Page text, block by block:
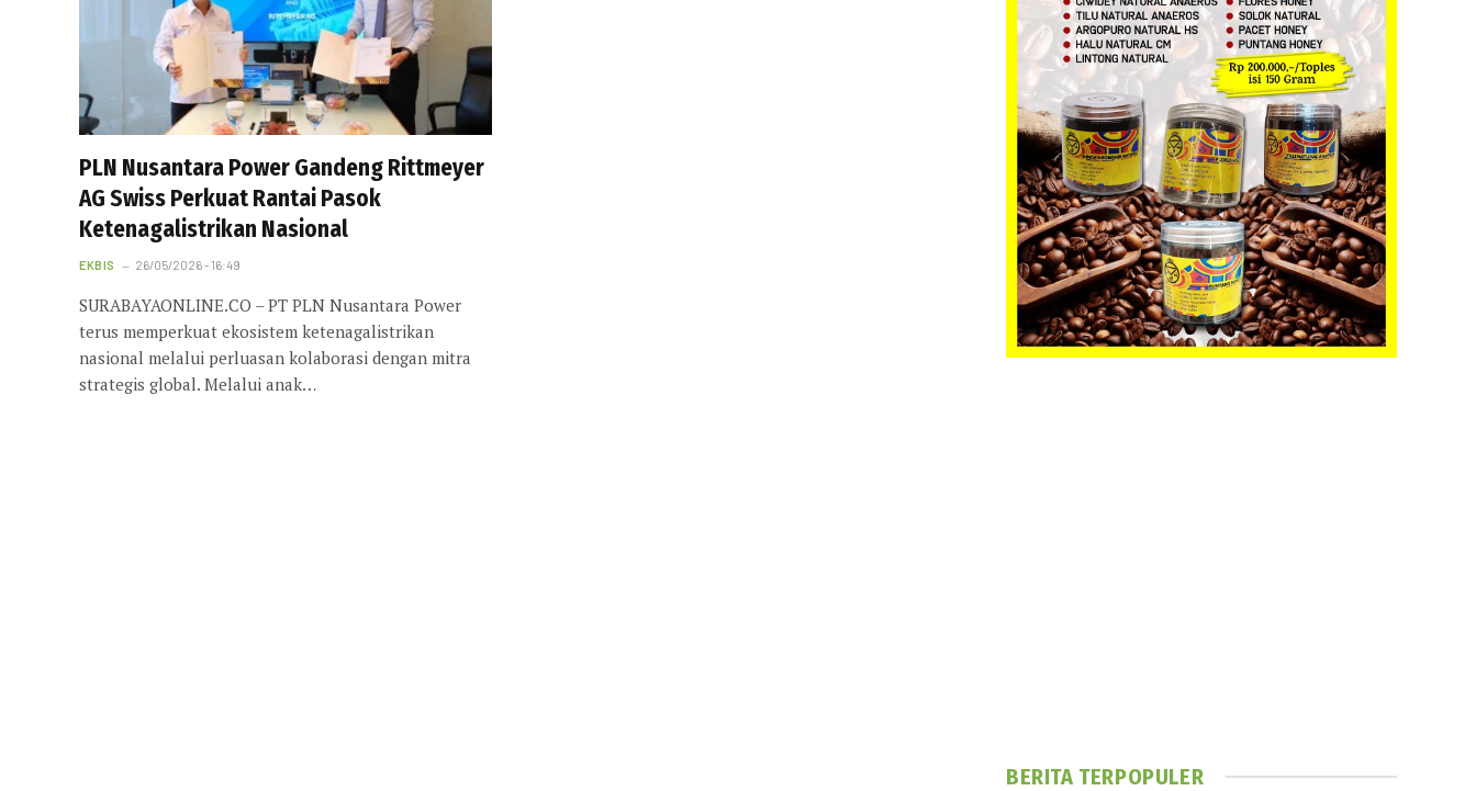
PLN Nusantara Power Gandeng Rittmeyer
AG Swiss Perkuat Rantai Pasok
Ketenagalistrikan Nasional
EKBIS 26/05/2026 - 16:49
SURABAYAONLINE.CO – PT PLN Nusantara Power
terus memperkuat ekosistem ketenagalistrikan
nasional melalui perluasan kolaborasi dengan mitra
strategis global. Melalui anak…
BERITA TERPOPULER